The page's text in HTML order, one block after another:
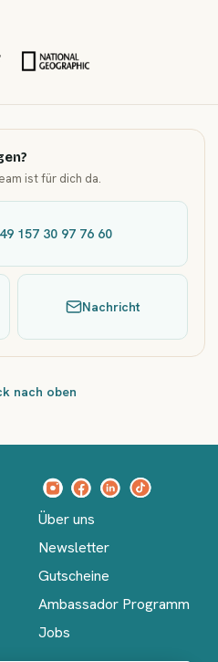
ist für dich da.
157 30 97 76 60
Nachricht
nach oben
Über uns
Newsletter
Gutscheine
Ambassador Programm
Jobs